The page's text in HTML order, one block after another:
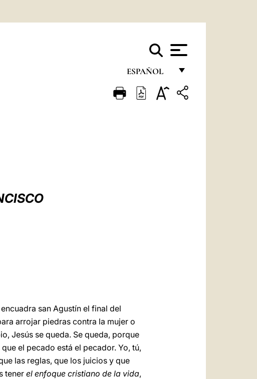
ESPAÑOL
FRANÇAIS
san Agustín el final del
arrojar piedras contra la mujer o
Jesús se queda. Se queda, porque
el pecado está el pecador. Yo, tú,
las reglas, que los juicios y que
tenerel enfoque cristiano de la vida,